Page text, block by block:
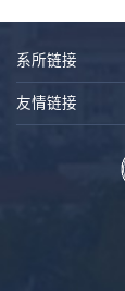
系所链接
友情链接